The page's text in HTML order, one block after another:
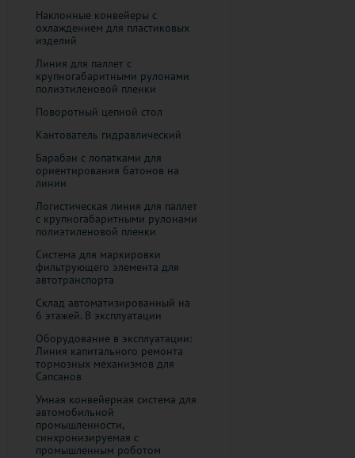
Наклонные конвейеры с
охлаждением для пластиковых
изделий
Линия для паллет с
крупногабаритными рулонами
полиэтиленовой пленки
Поворотный цепной стол
Кантователь гидравлический
Барабан с лопатками для
ориентирования батонов на
линии
Логистическая линия для паллет
с крупногабаритными рулонами
полиэтиленовой пленки
Система для маркировки
фильтрующего элемента для
автотранспорта
Склад автоматизированный на
6 этажей. В эксплуатации
Оборудование в эксплуатации:
Линия капитального ремонта
тормозных механизмов для
Сапсанов
Умная конвейерная система для
автомобильной
промышленности,
синхронизируемая с
промышленным роботом